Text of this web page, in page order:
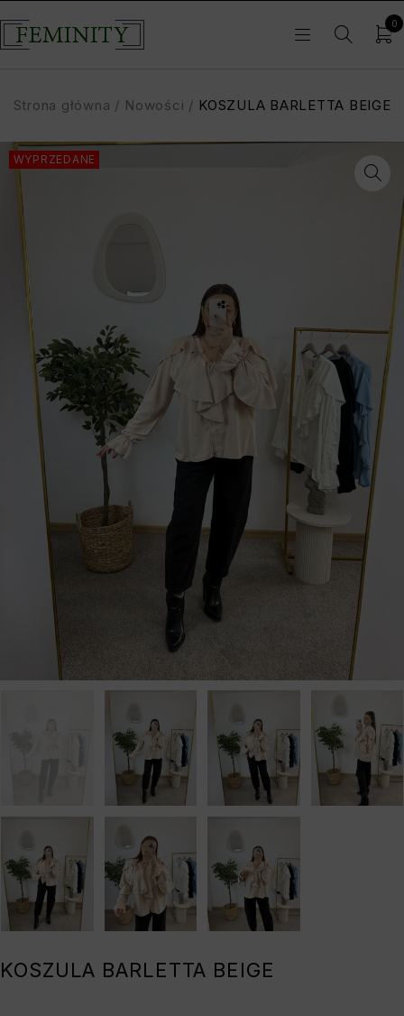
0
Strona główna / Nowości / KOSZULA BARLETTA BEIGE
WYPRZEDANE
KOSZULA BARLETTA BEIGE